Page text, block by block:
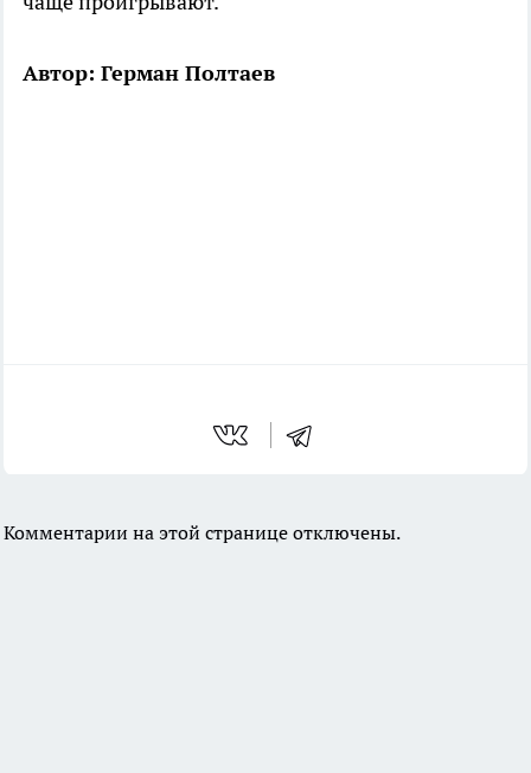
Автор: Герман Полтаев
Комментарии на этой странице отключены.